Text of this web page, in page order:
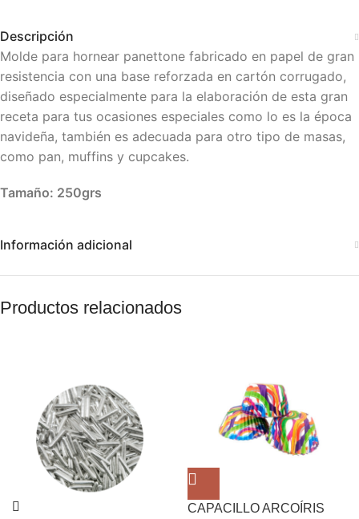
Descripción
Molde para hornear panettone fabricado en papel de gran
resistencia con una base reforzada en cartón corrugado,
diseñado especialmente para la elaboración de esta gran
receta para tus ocasiones especiales como lo es la época
navideña, también es adecuada para otro tipo de masas,
como pan, muffins y cupcakes.
Tamaño: 250grs
Información adicional
Productos relacionados
CAPACILLO ARCOÍRIS